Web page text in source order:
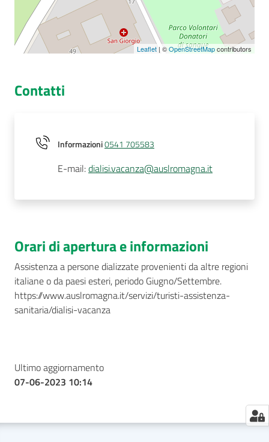
Leaflet | ©OpenStreetMapcontributors
Contatti
Informazioni0541 705583
E-mail:dialisi.vacanza@auslromagna.it
Orari di apertura e informazioni
Assistenza a persone dializzate provenienti da altre regioni
italiane o da paesi esteri, periodo Giugno/Settembre.
https://www.auslromagna.it/servizi/turisti-assistenza-
sanitaria/dialisi-vacanza
Ultimo aggiornamento
07-06-2023 10:14